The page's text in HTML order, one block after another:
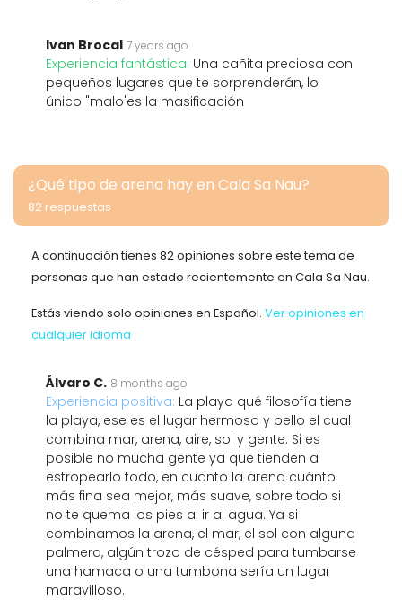
Ivan Brocal 7 years ago
Experiencia fantástica: Una cañita preciosa con
pequeños lugares que te sorprenderán, lo
único "malo'es la masificación
¿Qué tipo de arena hay en Cala Sa Nau?
82 respuestas
A continuación tienes 82 opiniones sobre este tema de
personas que han estado recientemente en Cala Sa Nau.
Estás viendo solo opiniones en Español. Ver opiniones en
cualquier idioma
Álvaro C. 8 months ago
Experiencia positiva: La playa qué filosofía tiene
la playa, ese es el lugar hermoso y bello el cual
combina mar, arena, aire, sol y gente. Si es
posible no mucha gente ya que tienden a
estropearlo todo, en cuanto la arena cuánto
más fina sea mejor, más suave, sobre todo si
no te quema los pies al ir al agua. Ya si
combinamos la arena, el mar, el sol con alguna
palmera, algún trozo de césped para tumbarse
una hamaca o una tumbona sería un lugar
maravilloso.